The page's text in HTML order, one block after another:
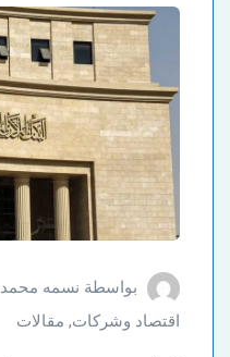
بواسطة نسمه محمد
اقتصاد وشركات, مقالات